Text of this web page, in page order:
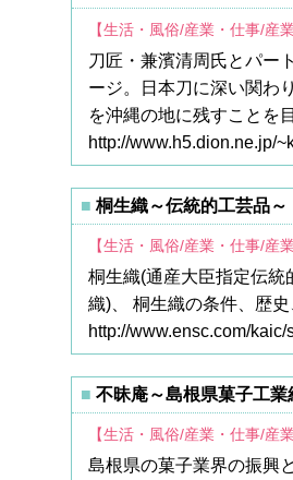
【生活・風俗/産業・仕事/産
刀匠・兼濱清周氏とパー
ージ。日本刀に深い関わ
を沖縄の地に残すことを
http://www.h5.dion.ne.jp/
桐生織～伝統的工芸品～
【生活・風俗/産業・仕事/産
桐生織(通産大臣指定伝
織)、 桐生織の条件、歴
http://www.ensc.com/
不昧庵～島根県菓子工業
【生活・風俗/産業・仕事/産
島根県の菓子業界の振興